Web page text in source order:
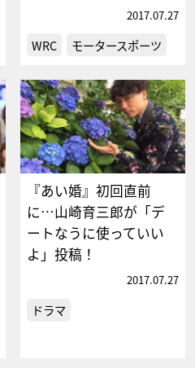
2017.07.27
WRC モータースポーツ
『あい婚』初回直前
に…山崎育三郎が「デ
ートなうに使っていい
よ」投稿！
2017.07.27
ドラマ